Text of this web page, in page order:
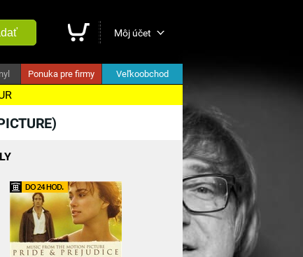
Môj účet
Ponuka pre firmy Veľkoobchod